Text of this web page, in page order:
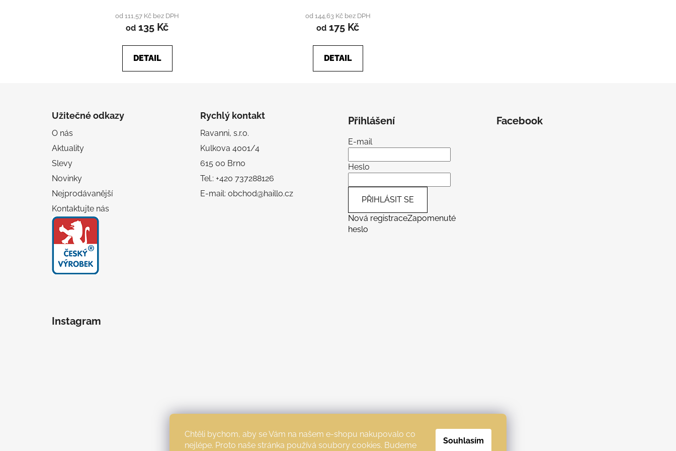
Chtěli bychom, aby se Vám na našem e-shopu nakupovalo co
nejlépe. Proto naše stránka používá soubory cookies. Budeme
Souhlasím
produktu
je
z
od 111,57 Kč bez DPH
od 135 Kč
DETAIL
produktu
je
z
od 144,63 Kč bez DPH
od 175 Kč
DETAIL
Užitečné odkazy
O nás
Aktuality
Slevy
Novinky
Nejprodávanější
Kontaktujte nás
Rychlý kontakt
Ravanni, s.r.o.
Kulkova 4001/4
615 00 Brno
Tel.: +420 737288126
E-mail: obchod@haillo.cz
Přihlášení
E-mail
Heslo
PŘIHLÁSIT SE
Nová registraceZapomenuté
heslo
Facebook
Instagram